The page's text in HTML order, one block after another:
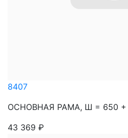
8407
ОСНОВНАЯ РАМА, Ш = 650 +
43 369 ₽